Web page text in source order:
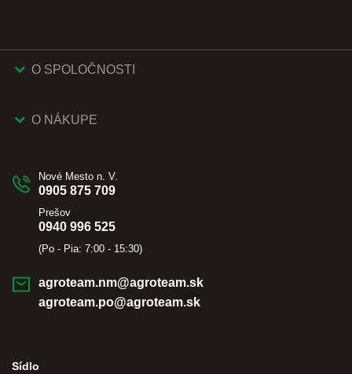
O SPOLOČNOSTI
O NÁKUPE
Nové Mesto n. V.
0905 875 709
Prešov
0940 996 525
(Po - Pia: 7:00 - 15:30)
agroteam.nm@agroteam.sk
agroteam.po@agroteam.sk
Sídlo